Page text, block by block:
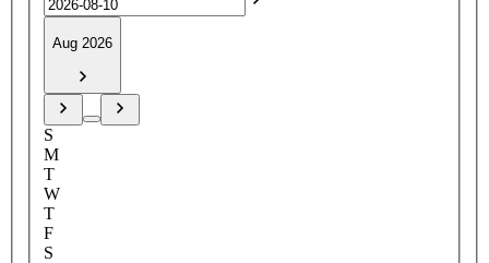
Aug 2026
S
M
T
W
T
F
S